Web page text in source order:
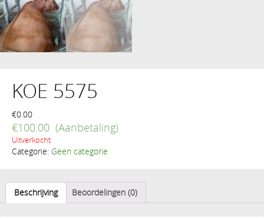
KOE 5575
€0.00
€100.00
Uitverkocht
Categorie: Geen categorie
Beschrijving Beoordelingen (0)